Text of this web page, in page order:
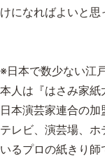
けになればよいと思
※日本で数少ない江
本人は『はさみ家紙
日本演芸家連合の加
テレビ、演芸場、
いるプロの紙きり師